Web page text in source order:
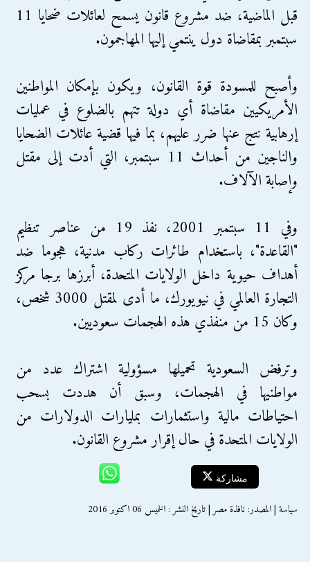
قبل الماضية، ضد مشروع قانون يسمح لعائلات ضحايا 11
سبتمبر بمقاضاة دول ينتمي إليها المهاجمون.
وأصبح للمسودة قوة القانون، ويكون بإمكان المواطنين
الأمريكيين مقاضاة أي دولة تتهم بالضلوع في عمليات
إرهابية نتج عنها ضرر عليهم، بما فيها قضية عائلات الضحايا
والناجين من أحداث 11 سبتمبر، التي أدت إلى مقتل
وإصابة الآلاف.
وفي 11 سبتمبر 2001، نفذ 19 من عناصر تنظيم
"القاعدة"، باستخدام طائرات ركاب مدنية، هجوما ضد
أهداف حيوية داخل الولايات المتحدة، أبرزها برجا مركز
التجارة العالمي في نيويورك، ما أدى لمقتل 3000 شخص،
وكان 15 من منفذي هذه الهجمات سعوديين.
وترفض السعودية تحميلها مسؤولية اشتراك عدد من
مواطنيها في الهجمات، وسبق أن هددت بسحب
احتياطات مالية واستثمارات بمليارات الدولارات من
الولايات المتحدة في حال إقرار مشروع القانون.
مشاركة
سياسة | المصدر: نافذة مصر | تاريخ النشر : الخميس 06 اكتوبر 2016